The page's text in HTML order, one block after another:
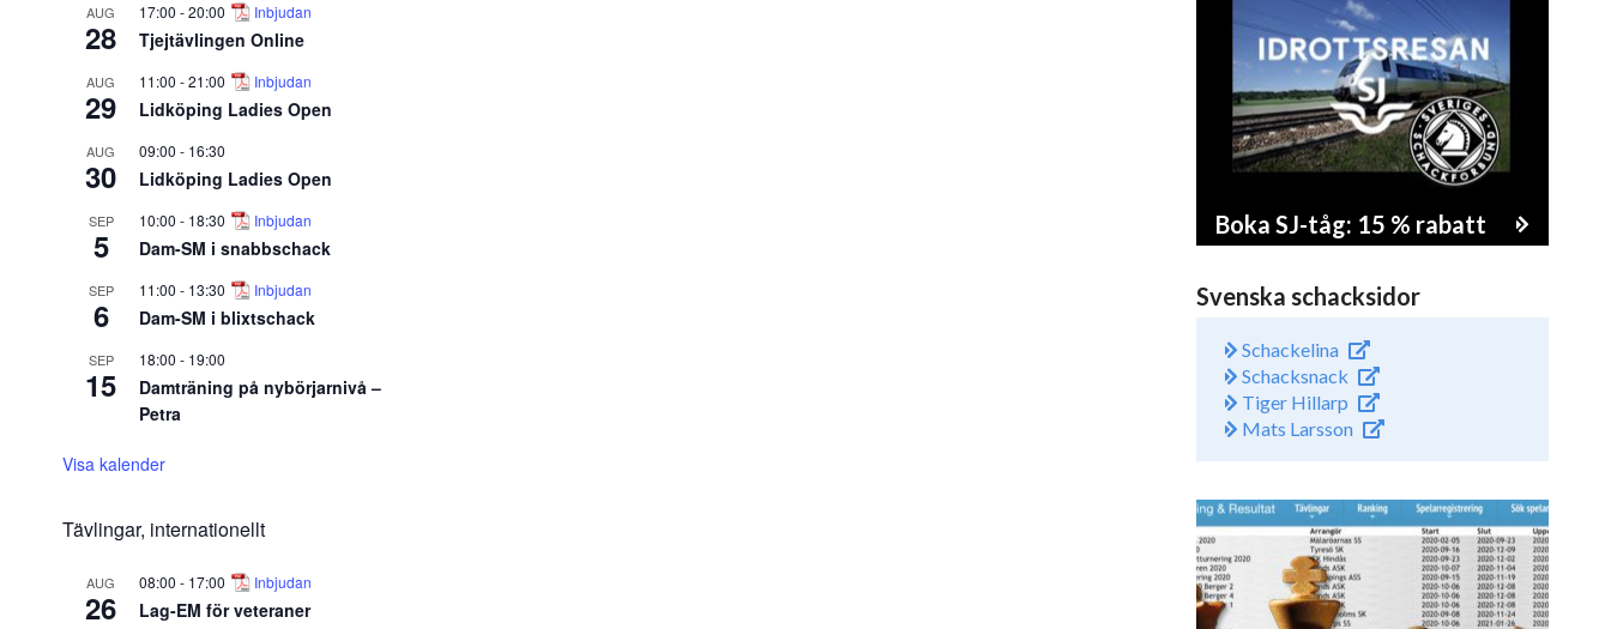
AUG
28
17:00 -20:00 Inbjudan
Tjejtävlingen Online
AUG
29
11:00 -21:00 Inbjudan
Lidköping Ladies Open
AUG
30
09:00 - 16:30
Lidköping Ladies Open
SEP
5
10:00 - 18:30 Inbjudan
Dam-SM i snabbschack
SEP
6
11:00 - 13:30 Inbjudan
Dam-SM i blixtschack
SEP
15
18:00 - 19:00
Damträning på nybörjarnivå –
Petra
Visa kalender
Tävlingar, internationellt
AUG
26
08:00 - 17:00 Inbjudan
Lag-EM för veteraner
Boka SJ-tåg: 15 % rabatt
Svenska schacksidor
Schackelina
Schacksnack
Tiger Hillarp
Mats Larsson